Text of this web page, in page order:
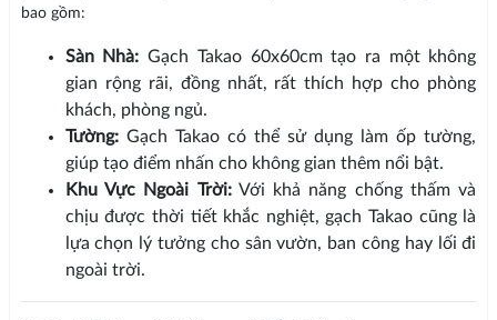
bao gồm:
Sàn Nhà: Gạch Takao 60x60cm tạo ra một không
gian rộng rãi, đồng nhất, rất thích hợp cho phòng
khách, phòng ngủ.
Tường:Gạch Takao có thể sử dụng làm ốp tường,
giúp tạo điểm nhấn cho không gian thêm nổi bật.
Khu Vực Ngoài Trời:Với khả năng chống thấm và
chịu được thời tiết khắc nghiệt, gạch Takao cũng là
lựa chọn lý tưởng cho sân vườn, ban công hay lối đi
ngoài trời.